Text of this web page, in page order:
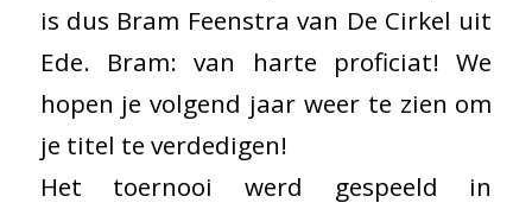
is dus Bram Feenstra van De Cirkel uit
Ede. Bram: van harte proficiat! We
hopen je volgend jaar weer te zien om
je titel te verdedigen!
Het toernooi werd gespeeld in